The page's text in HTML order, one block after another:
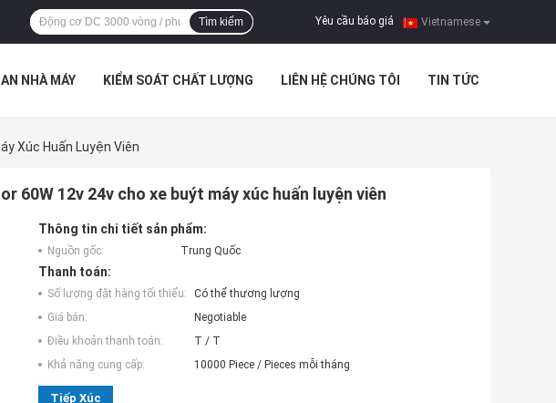
Vietnamese
Yêu cầu báo giá |
Tìm kiếm
NHÀ MÁY KIỂM SOÁT CHẤT LƯỢNG LIÊN HỆ CHÚNG TÔI TIN TỨC
Xúc Huấn Luyện Viên
60W 12v 24v cho xe buýt máy xúc huấn luyện viên
Thông tin chi tiết sản phẩm:
Nguồn gốc: Trung Quốc
Thanh toán:
Số lượng đặt hàng tối thiểu:
Có thể thương lượng
Giá bán:
Negotiable
Điều khoản thanh toán:
T / T
Khả năng cung cấp:
10000 Piece / Pieces mỗi tháng
Tiếp Xúc